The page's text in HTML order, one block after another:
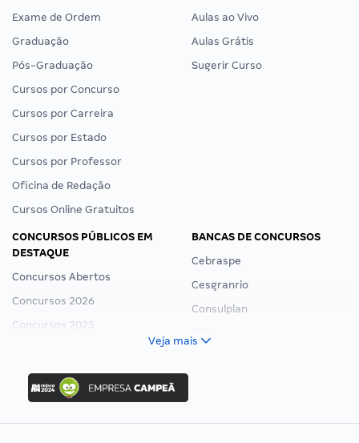
Exame de Ordem
Graduação
Pós-Graduação
Cursos por Concurso
Cursos por Carreira
Cursos por Estado
Cursos por Professor
Oficina de Redação
Cursos Online Gratuitos
Aulas ao Vivo
Aulas Grátis
Sugerir Curso
CONCURSOS PÚBLICOS EM
DESTAQUE
Concursos Abertos
Concursos 2026
Concursos 2025
Concurso Ibama
Concurso MPU
Editais publicados
BANCAS DE CONCURSOS
Cebraspe
Cesgranrio
Consulplan
Veja mais